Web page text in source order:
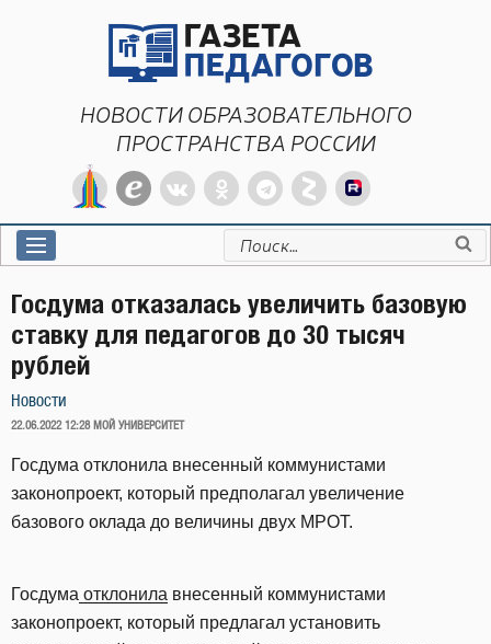
НОВОСТИ ОБРАЗОВАТЕЛЬНОГО
ПРОСТРАНСТВА РОССИИ
Искать:
Госдума отказалась увеличить базовую
ставку для педагогов до 30 тысяч
рублей
Новости
ОПУБЛИКОВАНО
22.06.2022 12:28 МОЙ УНИВЕРСИТЕТ
Госдума отклонила внесенный коммунистами
законопроект, который предполагал увеличение
базового оклада до величины двух МРОТ.
Госдума отклонила внесенный коммунистами
законопроект, который предлагал установить